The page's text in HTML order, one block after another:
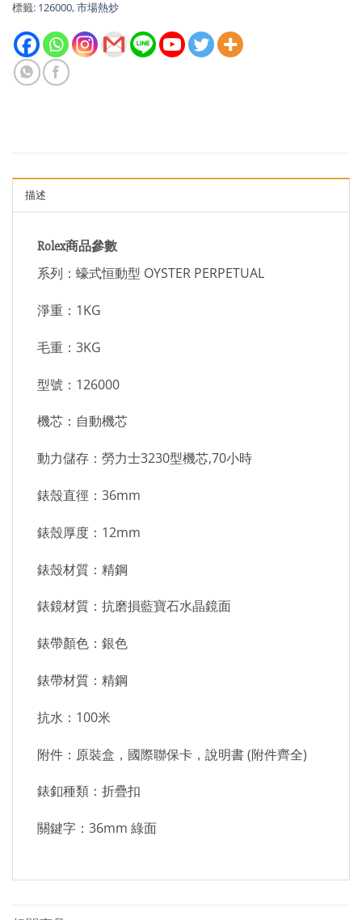
標籤: 126000,市場熱炒
描述
Rolex商品參數
系列：蠔式恒動型 OYSTER PERPETUAL
淨重：1KG
毛重：3KG
型號：126000
機芯：自動機芯
動力儲存：勞力士3230型機芯,70小時
錶殼直徑：36mm
錶殼厚度：12mm
錶殼材質：精鋼
錶鏡材質：抗磨損藍寶石水晶鏡面
錶帶顏色：銀色
錶帶材質：精鋼
抗水：100米
附件：原裝盒，國際聯保卡，說明書 (附件齊全)
錶釦種類：折疊扣
關鍵字：36mm 綠面